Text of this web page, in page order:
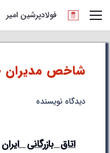
فولادپرشین امیر
شاخص مدیران
دیدگاه نویسنده
اتاق بازرگانی ایران